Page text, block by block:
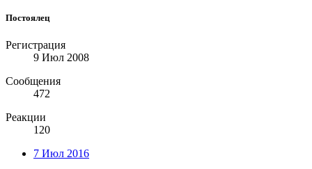
Постоялец
Регистрация
9 Июл 2008
Сообщения
472
Реакции
120
7 Июл 2016